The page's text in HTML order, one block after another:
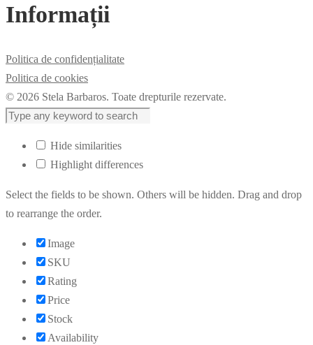
Informații
Politica de confidențialitate
Politica de cookies
© 2026 Stela Barbaros. Toate drepturile rezervate.
Hide similarities
Highlight differences
Select the fields to be shown. Others will be hidden. Drag and drop
to rearrange the order.
Image
SKU
Rating
Price
Stock
Availability